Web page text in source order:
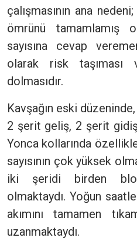
çalışmasının ana
ömrünü tamamlamış
sayısına cevap
olarak risk taşıması
dolmasıdır.
Kavşağın eski
2 şerit geliş, 2 şerit
Yonca kollarında
sayısının çok yüksek
iki şeridi birden
olmaktaydı. Yoğun
akımını tamamen
uzanmaktaydı.